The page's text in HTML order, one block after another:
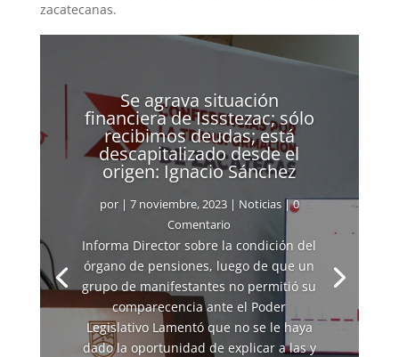
zacatecanas.
Se agrava situación
financiera de Issstezac; sólo
recibimos deudas; está
descapitalizado desde el
origen: Ignacio Sánchez
por | 7 noviembre, 2023| Noticias| 0
Comentario
Informa Director sobre la condición del
órgano de pensiones, luego de que un
grupo de manifestantes no permitió su
comparecencia ante el Poder
Legislativo Lamentó que no se le haya
dado la oportunidad de explicar a las y